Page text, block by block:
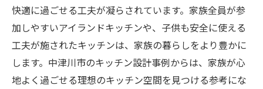
快適に過ごせる工夫が凝らされています。家族全員が参
加しやすいアイランドキッチンや、子供も安全に使える
工夫が施されたキッチンは、家族の暮らしをより豊かに
します。中津川市のキッチン設計事例からは、家族が心
地よく過ごせる理想のキッチン空間を見つける参考にな